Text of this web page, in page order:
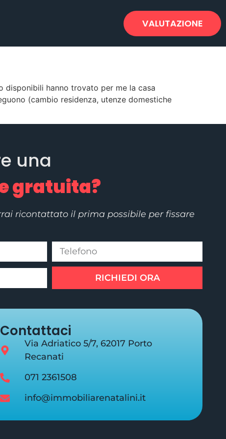
VALUTAZIONE
disponibili hanno trovato per me la casa
(cambio residenza, utenze domestiche
una
gratuita?
ricontattato il prima possibile per fissare
RICHIEDI ORA
Contattaci
Via Adriatico 5/7, 62017 Porto
Recanati
071 2361508
info@immobiliarenatalini.it